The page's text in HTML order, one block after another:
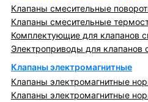
Клапаны смесительные
Клапаны смесительные
Комплектующие для клапанов
Электроприводы для клапанов
Клапаны электромагнитные
Клапаны электромагнитные
Клапаны электромагнитные